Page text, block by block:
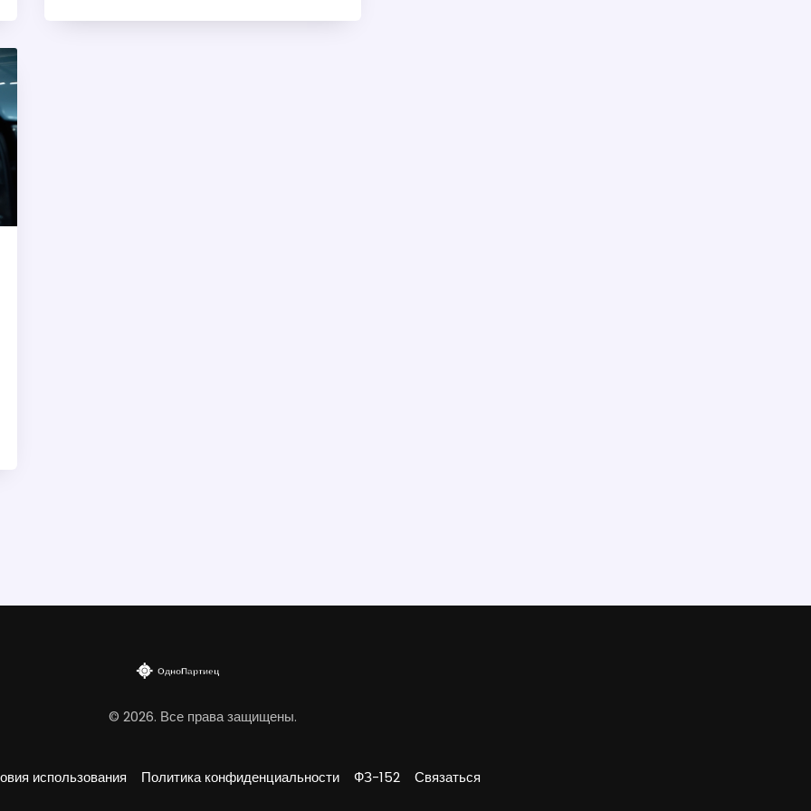
© 2026. Все права защищены.
использования Политика конфиденциальности ФЗ-152 Связаться